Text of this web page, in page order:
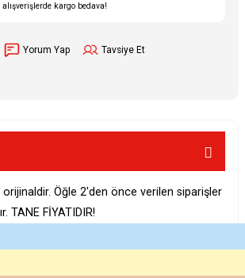
kargo bedava!
Yorum Yap Tavsiye Et
Öğle 2'den önce verilen siparişler
TANE FİYATIDIR!